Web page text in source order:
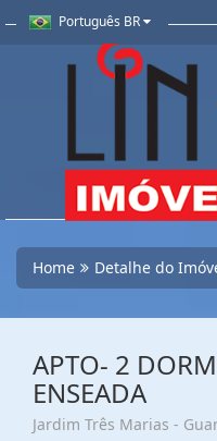
Português BR
Home Detalhe do
APTO- 2
ENSEADA
Jardim Três Marias -